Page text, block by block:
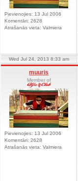
Pievienojies: 13 Jul 2006
Komentāri: 2628
Atrašanās vieta: Valmiera
Wed Jul 24, 2013 8:33 am
muuris
Member of
Pievienojies: 13 Jul 2006
Komentāri: 2628
Atrašanās vieta: Valmiera